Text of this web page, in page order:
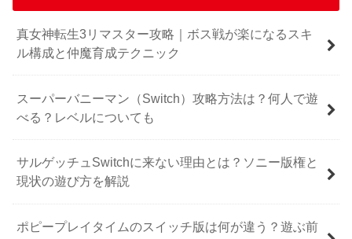
真女神転生3リマスター攻略｜ボス戦が楽になるスキ
ル構成と仲魔育成テクニック
スーパーバニーマン（Switch）攻略方法は？何人で遊
べる？レベルについても
サルゲッチュSwitchに来ない理由とは？ソニー版権と
現状の遊び方を解説
ポピープレイタイムのスイッチ版は何が違う？遊ぶ前